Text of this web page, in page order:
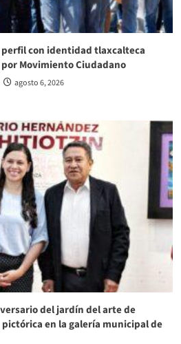
con identidad tlaxcalteca
Movimiento Ciudadano
agosto 6, 2026
del jardín del arte de
en la galería municipal de